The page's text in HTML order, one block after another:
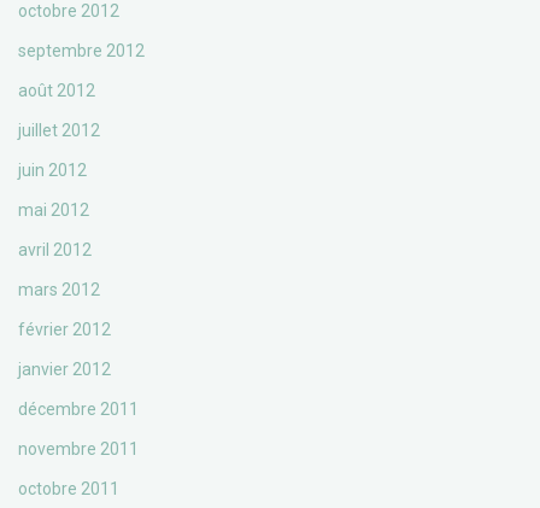
octobre 2012
septembre 2012
août 2012
juillet 2012
juin 2012
mai 2012
avril 2012
mars 2012
février 2012
janvier 2012
décembre 2011
novembre 2011
octobre 2011